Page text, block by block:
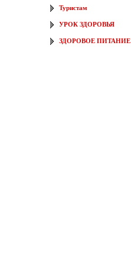
Туристам
УРОК ЗДОРОВЬЯ
ЗДОРОВОЕ ПИТАНИЕ